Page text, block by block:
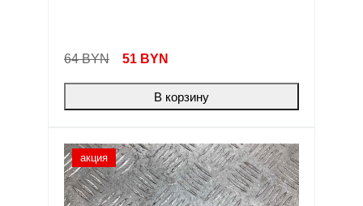
64 BYN 51 BYN
В корзину
акция